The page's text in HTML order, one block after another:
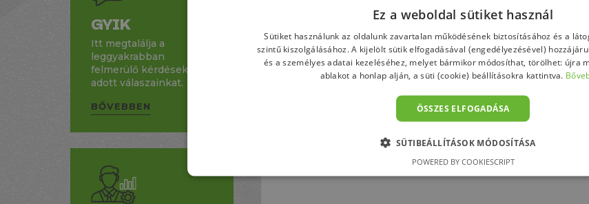
GYIK
Itt megtalálja a
leggyakrabban
felmerülő kérdésekre
adott válaszainkat.
BŐVEBBEN
Ez a weboldal sütiket használ
Sütiket használunk az oldalunk zavartalan működésének biztosításához és a
szintű kiszolgálásához. A kijelölt sütik elfogadásával (engedélyezésével)
és a személyes adatai kezeléséhez, melyet bármikor módosíthat, törölhet: újra
ablakot a honlap alján, a süti (cookie) beállításokra kattintva.
ÖSSZES ELFOGADÁSA
SÜTIBEÁLLÍTÁSOK MÓDOSÍTÁSA
POWERED BY COOKIESCRIPT